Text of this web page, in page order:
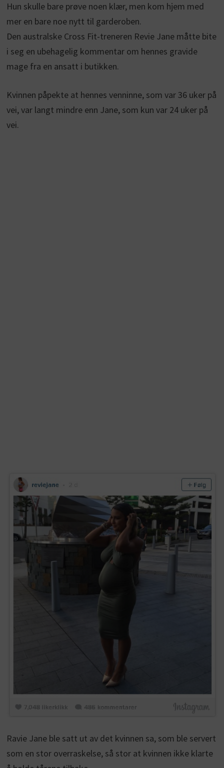
Hun skulle bare prøve noen klær, men kom hjem med
mer en bare noe nytt til garderoben.
Den australske Cross Fit-treneren Revie Jane måtte bite
i seg en ubehagelig kommentar om hennes gravide
mage fra en ansatt i butikken.
Kvinnen påpekte at hennes venninne, som var 36 uker på
vei, var langt mindre enn Jane, som kun var 24 uker på
vei.
Ravie Jane ble satt ut av det kvinnen sa, som ble servert
som en stor overraskelse, så stor at kvinnen ikke klarte